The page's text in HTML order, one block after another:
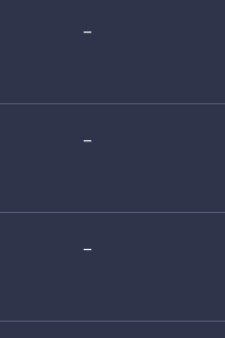
–
–
–